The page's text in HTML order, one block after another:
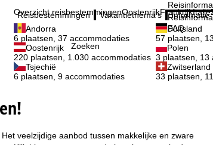
Reisbestemmingen
Overzicht reisbestemmingenOostenrijkFrankrijkItalië
Andorra
6 plaatsen, 37 accommodaties
Duitsland
57 plaatsen,
Oostenrijk
220 plaatsen, 1.030 accommodaties
Polen
3 plaatsen, 13
Tsjechië
6 plaatsen, 9 accommodaties
Zwitserland
33 plaatsen,
Vakantiethema's Informatie
FAQ
Zoeken
veelzijdige aanbod tussen makkelijke en zware